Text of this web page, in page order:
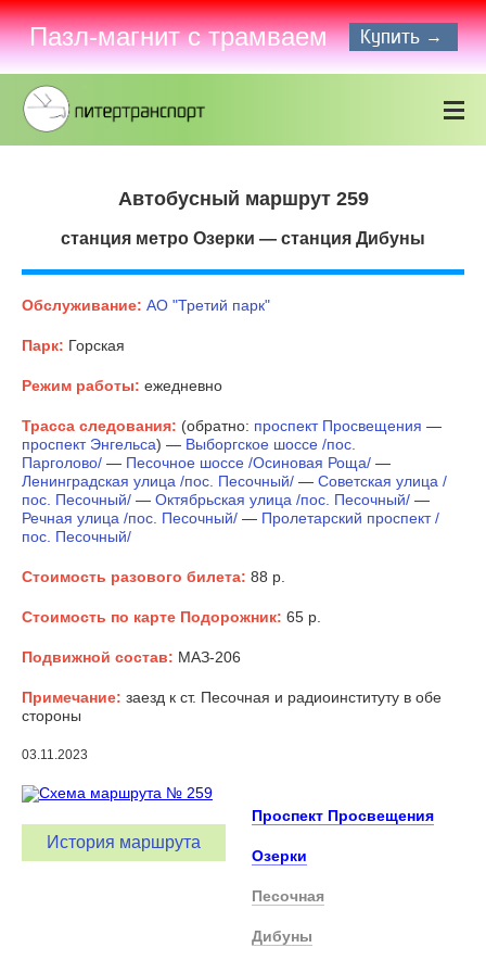
Пазл-магнит с трамваем Купить →
Автобусный маршрут 259
станция метро Озерки — станция Дибуны
Обслуживание: АО "Третий парк"
Парк: Горская
Режим работы: ежедневно
Трасса следования: (обратно: проспект Просвещения —
проспект Энгельса) — Выборгское шоссе /пос.
Парголово/ — Песочное шоссе /Осиновая Роща/ —
Ленинградская улица /пос. Песочный/ — Советская улица /
пос. Песочный/ — Октябрьская улица /пос. Песочный/ —
Речная улица /пос. Песочный/ — Пролетарский проспект /
пос. Песочный/
Стоимость разового билета: 88 р.
Стоимость по карте Подорожник: 65 р.
Подвижной состав: МАЗ-206
Примечание: заезд к ст. Песочная и радиоинституту в обе
стороны
03.11.2023
История маршрута
Проспект Просвещения
Озерки
Песочная
Дибуны